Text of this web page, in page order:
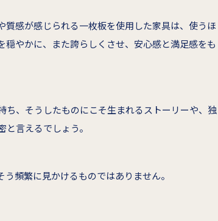
感が感じられる一枚板を使用した家具は、使うほ
やかに、また誇らしくさせ、安心感と満足感をも
、そうしたものにこそ生まれるストーリーや、独
言えるでしょう。
頻繁に見かけるものではありません。